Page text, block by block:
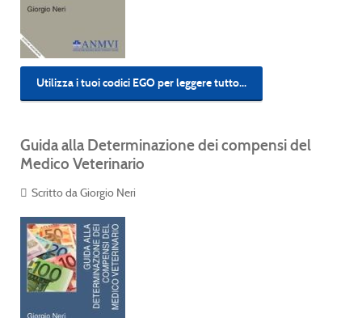
Utilizza i tuoi codici EGO per leggere tutto...
Guida alla Determinazione dei compensi del
Medico Veterinario
Scritto da Giorgio Neri